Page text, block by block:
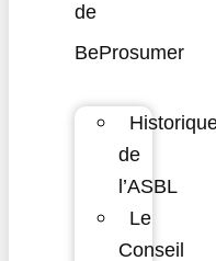
de
BeProsumer
de
l’ASBL
Le
Conseil